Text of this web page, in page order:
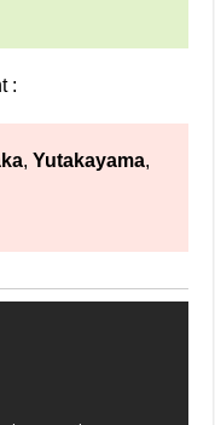
:
,Yutakayama,